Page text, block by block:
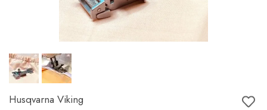
Husqvarna Viking